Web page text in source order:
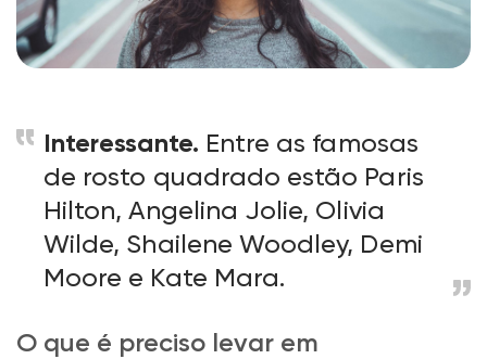
Interessante. Entre as famosas
de rosto quadrado estão Paris
Hilton, Angelina Jolie, Olivia
Wilde, Shailene Woodley, Demi
Moore e Kate Mara.
O que é preciso levar em